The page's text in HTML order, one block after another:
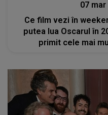
07 mar
Ce film vezi în
putea lua Oscarul în
primit cele mai